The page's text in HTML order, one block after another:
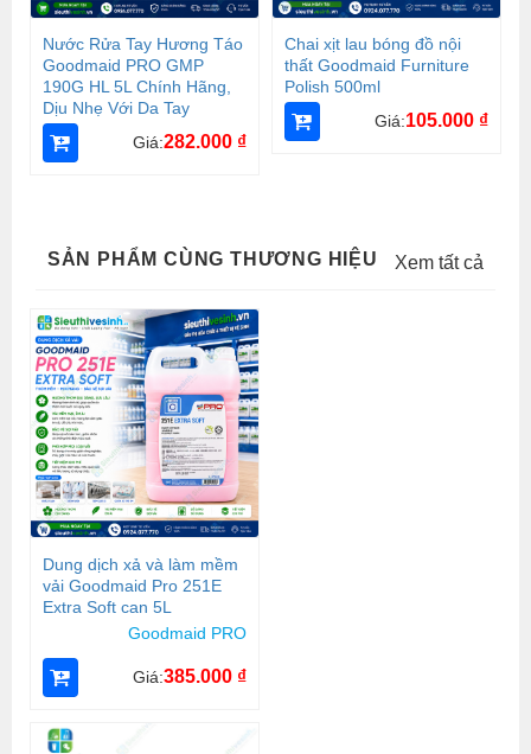
Nước Rửa Tay Hương Táo
Goodmaid PRO GMP
190G HL 5L Chính Hãng,
Dịu Nhẹ Với Da Tay
Giá:282.000 ₫
Chai xịt lau bóng đồ nội
thất Goodmaid Furniture
Polish 500ml
Giá:105.000 ₫
SẢN PHẨM CÙNG THƯƠNG HIỆU Xem tất cả
Dung dịch xả và làm mềm
vải Goodmaid Pro 251E
Extra Soft can 5L
Goodmaid PRO
Giá:385.000 ₫